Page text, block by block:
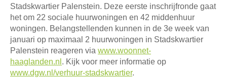
Stadskwartier Palenstein. Deze eerste inschrijfronde gaat
het om 22 sociale huurwoningen en 42 middenhuur
woningen. Belangstellenden kunnen in de 3e week van
januari op maximaal 2 huurwoningen in Stadskwartier
Palenstein reageren via www.woonnet-
haaglanden.nl . Kijk voor meer informatie op
www.dgw.nl/verhuur-stadskwartier.